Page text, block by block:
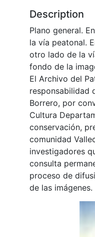
Description
Plano general.
la vía peatonal.
otro lado de la
fondo de la
El Archivo del
responsabilidad
Borrero, por
Cultura
conservación,
comunidad
investigadores
consulta
proceso de
de las imágenes.